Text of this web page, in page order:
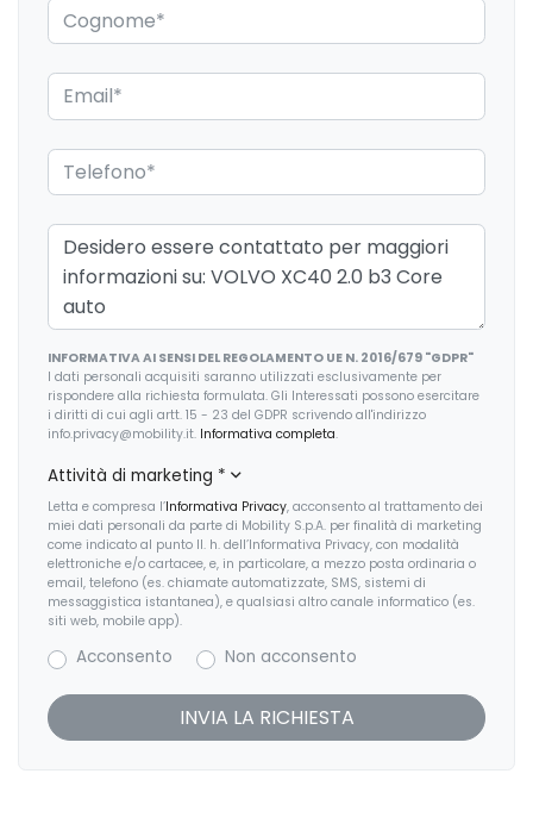
INFORMATIVA AI SENSI DEL REGOLAMENTO UE N. 2016/679 "GDPR"
I dati personali acquisiti saranno utilizzati esclusivamente per
rispondere alla richiesta formulata. Gli Interessati possono esercitare
i diritti di cui agli artt. 15 - 23 del GDPR scrivendo all'indirizzo
info.privacy@mobility.it. Informativa completa.
Attività di marketing *
Letta e compresa l’Informativa Privacy, acconsento al trattamento dei
miei dati personali da parte di Mobility S.p.A. per finalità di marketing
come indicato al punto II. h. dell’Informativa Privacy, con modalità
elettroniche e/o cartacee, e, in particolare, a mezzo posta ordinaria o
email, telefono (es. chiamate automatizzate, SMS, sistemi di
messaggistica istantanea), e qualsiasi altro canale informatico (es.
siti web, mobile app).
Acconsento Non acconsento